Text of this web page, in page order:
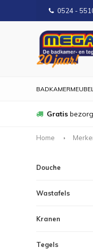
0524 -
Gratis
Home
Douche
Wastafels
Kranen
Tegels